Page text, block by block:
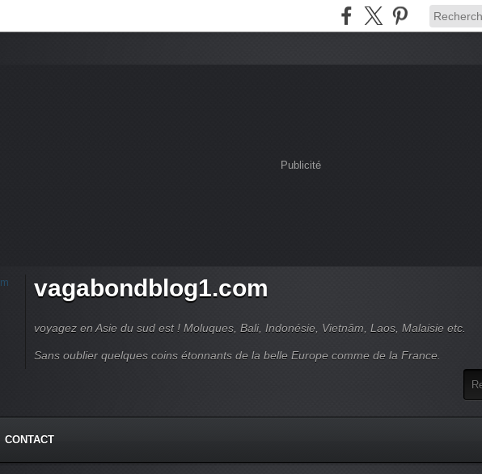
Publicité
vagabondblog1.com
voyagez en Asie du sud est ! Moluques, Bali, Indonésie, Vietnâm, Laos, Malaisie etc.
Sans oublier quelques coins étonnants de la belle Europe comme de la France.
CONTACT